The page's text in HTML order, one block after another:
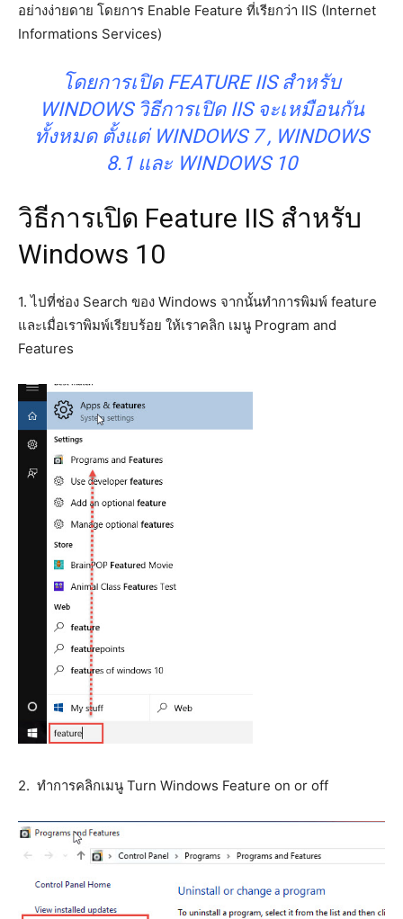
อย่างง่ายดาย โดยการ Enable Feature ที่เรียกว่า IIS (Internet
Informations Services)
โดยการเปิด FEATURE IIS สำหรับ
WINDOWS วิธีการเปิด IIS จะเหมือนกัน
ทั้งหมด ตั้งแต่ WINDOWS 7 , WINDOWS
8.1 และ WINDOWS 10
วิธีการเปิด Feature IIS สำหรับ
Windows 10
1. ไปที่ช่อง Search ของ Windows จากนั้นทำการพิมพ์ feature
และเมื่อเราพิมพ์เรียบร้อย ให้เราคลิก เมนู Program and
Features
2. ทำการคลิกเมนู Turn Windows Feature on or off